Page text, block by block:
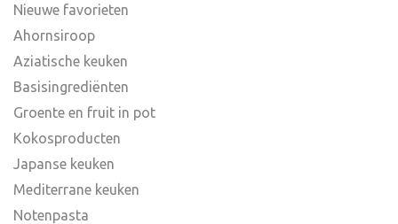
Nieuwe favorieten
Ahornsiroop
Aziatische keuken
Basisingrediënten
Groente en fruit in pot
Kokosproducten
Japanse keuken
Mediterrane keuken
Notenpasta